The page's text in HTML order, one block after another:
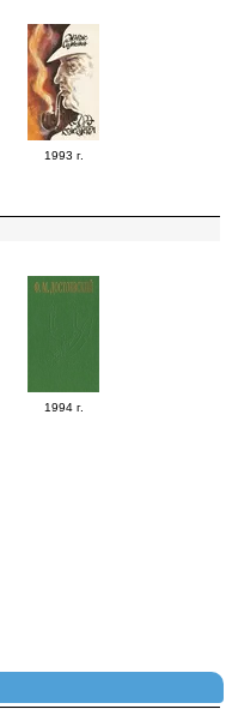
1993 г.
1994 г.